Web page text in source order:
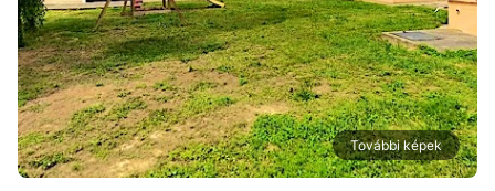
További képek